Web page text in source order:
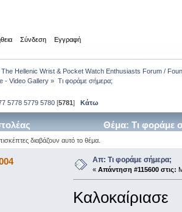
Σύνδεση Εγγραφή
Hellenic Wrist & Pocket Watch Enthusiasts Forum /
- Video Gallery » Τι φοράμε σήμερα;
5778 5779 5780 [5781]Κάτω
Θέμα: Τι φοράμε
διαβάζουν αυτό το θέμα.
Απ: Τι φοράμε σήμερα;
« Απάντηση #115600 στις:
Καλοκαίριασε